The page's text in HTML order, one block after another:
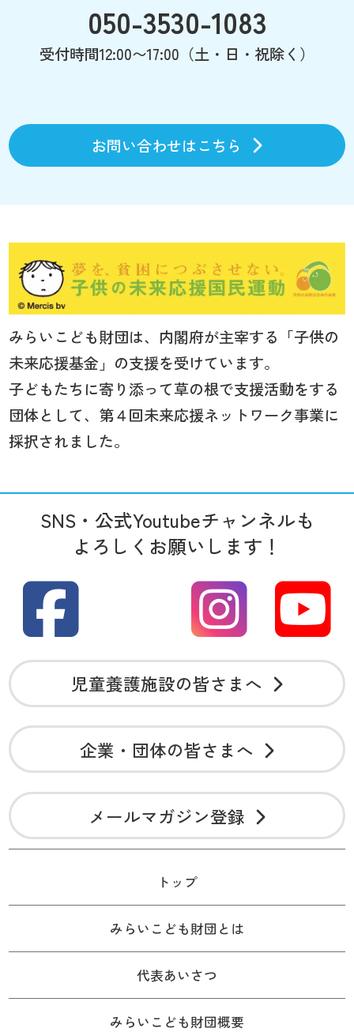
050-3530-1083
受付時間12:00〜17:00（土・日・祝除く）
お問い合わせはこちら
みらいこども財団は、内閣府が主宰する「子供の
未来応援基金」の支援を受けています。
子どもたちに寄り添って草の根で支援活動をする
団体として、第４回未来応援ネットワーク事業に
採択されました。
SNS・公式Youtubeチャンネルも
よろしくお願いします！
児童養護施設の皆さまへ
企業・団体の皆さまへ
メールマガジン登録
トップ
みらいこども財団とは
代表あいさつ
みらいこども財団概要